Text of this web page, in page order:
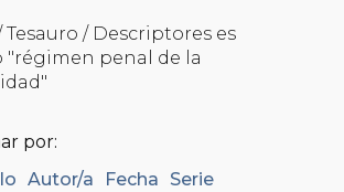
Tesauro / Descriptores es
"régimen penal de la
por:
Autor/a Fecha Serie